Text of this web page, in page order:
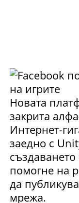
Новата
закрита
Интернет-
заедно с
помогне на
да
мрежа.